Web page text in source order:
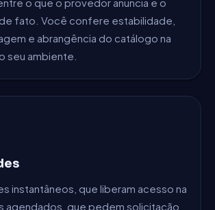
fato. Você confere estabilidade,
e abrangência do catálogo na
seu ambiente.
instantâneos, que liberam acesso na
agendados, que pedem solicitação